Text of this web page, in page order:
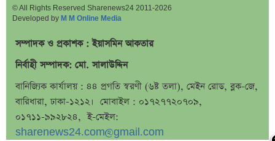
শেখ হাসিনার বক্তব্য ঘিরে ভারতকে কড়া বার্তা বাংলাদেশের
শেয়ারবাজার উত্থানের নেতৃত্বে মিউচুয়াল ফান্ড
শেয়ারবাজার ঊর্ধ্বমুখী. তারপরও উধাও ২৩ হাজার বিও হিসাব
তারেক রহমানকে উদ্দেশ করে ফেসবুকে রহস্যময় প্রশ্ন
এসএসসি ফল নিয়ে বড় সিদ্ধান্ত আসছে বৃহস্পতিবার
কীভাবে জন্ম নিল ‘৩৬ জুলাই’?
© All Rights Reserved Sharenews24 2011-2026
Developed by M M Online Media
সম্পাদক ও প্রকাশক : ইয়াসমিন আকতার
নির্বাহী সম্পাদক: মো. সালাউদ্দিন
বানিজ্যিক কার্যালয় : ৪৪ প্রগতি স্বরণী (৬ষ্ট তলা), মেইন রোড, ব্লক-জে,
বারিধারা, ঢাকা-১২১২। মোবাইল : ০১৭২৭৭২০৭০৯,
০১৭১১-৯৯২৮২৪, ই-মেইল:
sharenews24.com@gmail.com